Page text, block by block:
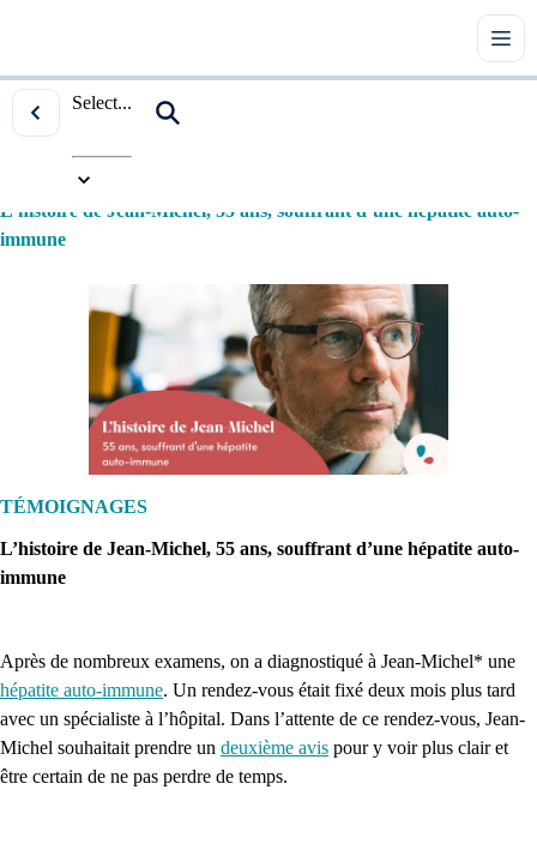
Select...
Accueil
L’histoire de Jean-Michel, 55 ans, souffrant d’une hépatite auto-
immune
TÉMOIGNAGES
L’histoire de Jean-Michel, 55 ans, souffrant d’une hépatite auto-
immune
Après de nombreux examens, on a diagnostiqué à Jean-Michel* une
hépatite auto-immune. Un rendez-vous était fixé deux mois plus tard
avec un spécialiste à l’hôpital. Dans l’attente de ce rendez-vous, Jean-
Michel souhaitait prendre un deuxième avis pour y voir plus clair et
être certain de ne pas perdre de temps.